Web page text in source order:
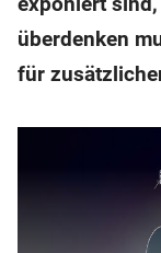
überdenken
für